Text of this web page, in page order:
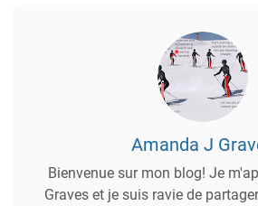
Amanda J
Bienvenue sur mon blog! Je
Graves et je suis ravie de